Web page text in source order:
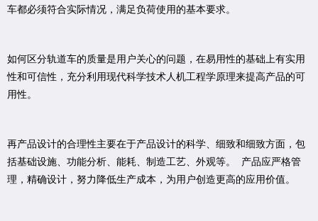
车都必须符合实际情况，满足负荷使用的基本要求。
如何区分轨道车的质量是用户关心的问题，在易用性的基础上有实用
性和可信性，充分利用现代科学技术人机工程学原理来提高产品的可
用性。
再产品设计的合理性主要在于产品设计的科学、细致和细致方面，包
括基础设施、功能分析、能耗、制造工艺、外观等。 产品应严格管
理，精确设计，努力降低生产成本，为用户创造更高的应用价值。